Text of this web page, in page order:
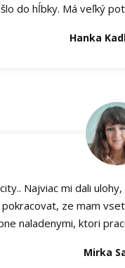
do hĺbky. Má veľký
Hanka
Najviac mi dali
ze mam
naladenymi, ktori
Mirka